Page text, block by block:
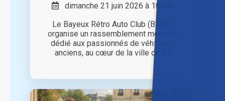
dimanche 21 juin 2026 à 10h00
Le Bayeux Rétro Auto Club (BRAC)
organise un rassemblement mensuel
dédié aux passionnés de véhicules
anciens, au cœur de la ville de [...]